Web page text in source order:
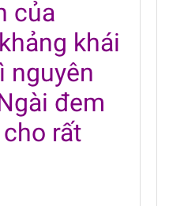
của
khái
nguyên
đem
rất